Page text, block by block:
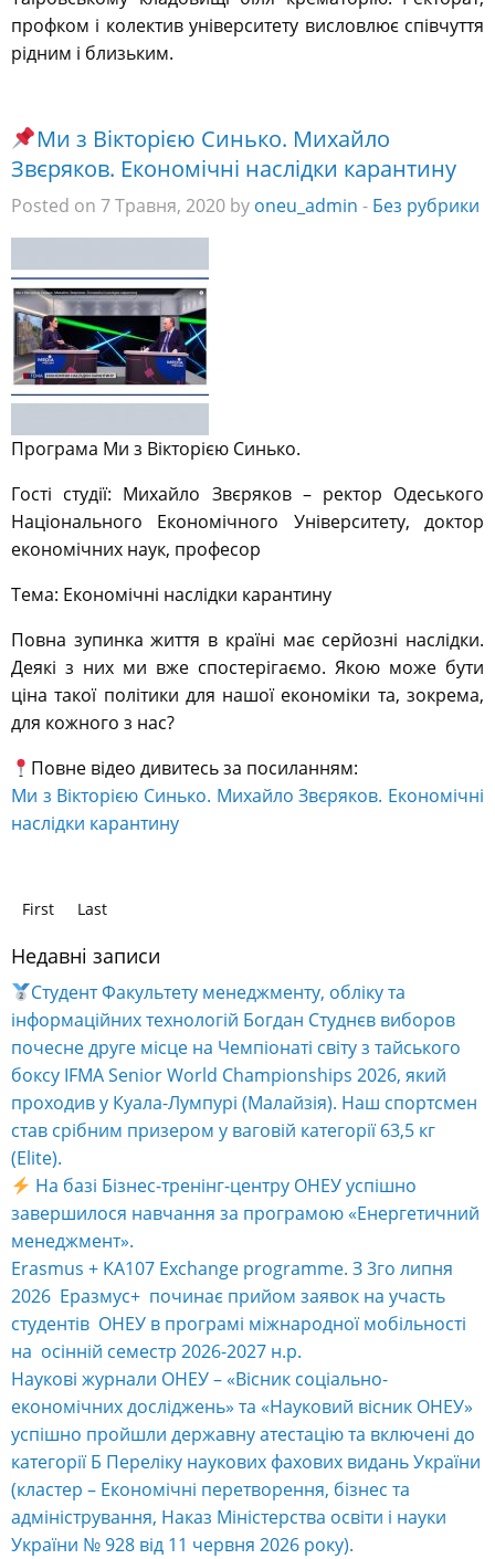
профком і колектив університету висловлює співчуття
рідним і близьким.
Ми з Вікторією Синько. Михайло
Звєряков. Економічні наслідки карантину
Posted on 7 Травня, 2020 by oneu_admin - Без рубрики
Програма Ми з Вікторією Синько.
Гості студії: Михайло Звєряков – ректор Одеського
Національного Економічного Університету, доктор
економічних наук, професор
Тема: Економічні наслідки карантину
Повна зупинка життя в країні має серйозні наслідки.
Деякі з них ми вже спостерігаємо. Якою може бути
ціна такої політики для нашої економіки та, зокрема,
для кожного з нас?
Повне відео дивитесь за посиланням:
Ми з Вікторією Синько. Михайло Звєряков. Економічні
наслідки карантину
First Last
Недавні записи
Студент Факультету менеджменту, обліку та
інформаційних технологій Богдан Студнєв виборов
почесне друге місце на Чемпіонаті світу з тайського
боксу IFMA Senior World Championships 2026, який
проходив у Куала-Лумпурі (Малайзія). Наш спортсмен
став срібним призером у ваговій категорії 63,5 кг
(Elite).
На базі Бізнес-тренінг-центру ОНЕУ успішно
завершилося навчання за програмою «Енергетичний
менеджмент».
Erasmus + KA107 Exchange programme. З 3го липня
2026 Еразмус+ починає прийом заявок на участь
студентів ОНЕУ в програмі міжнародної мобільності
на осінній семестр 2026-2027 н.р.
Наукові журнали ОНЕУ – «Вісник соціально-
економічних досліджень» та «Науковий вісник ОНЕУ»
успішно пройшли державну атестацію та включені до
категорії Б Переліку наукових фахових видань України
(кластер – Економічні перетворення, бізнес та
адміністрування, Наказ Міністерства освіти і науки
України № 928 від 11 червня 2026 року).